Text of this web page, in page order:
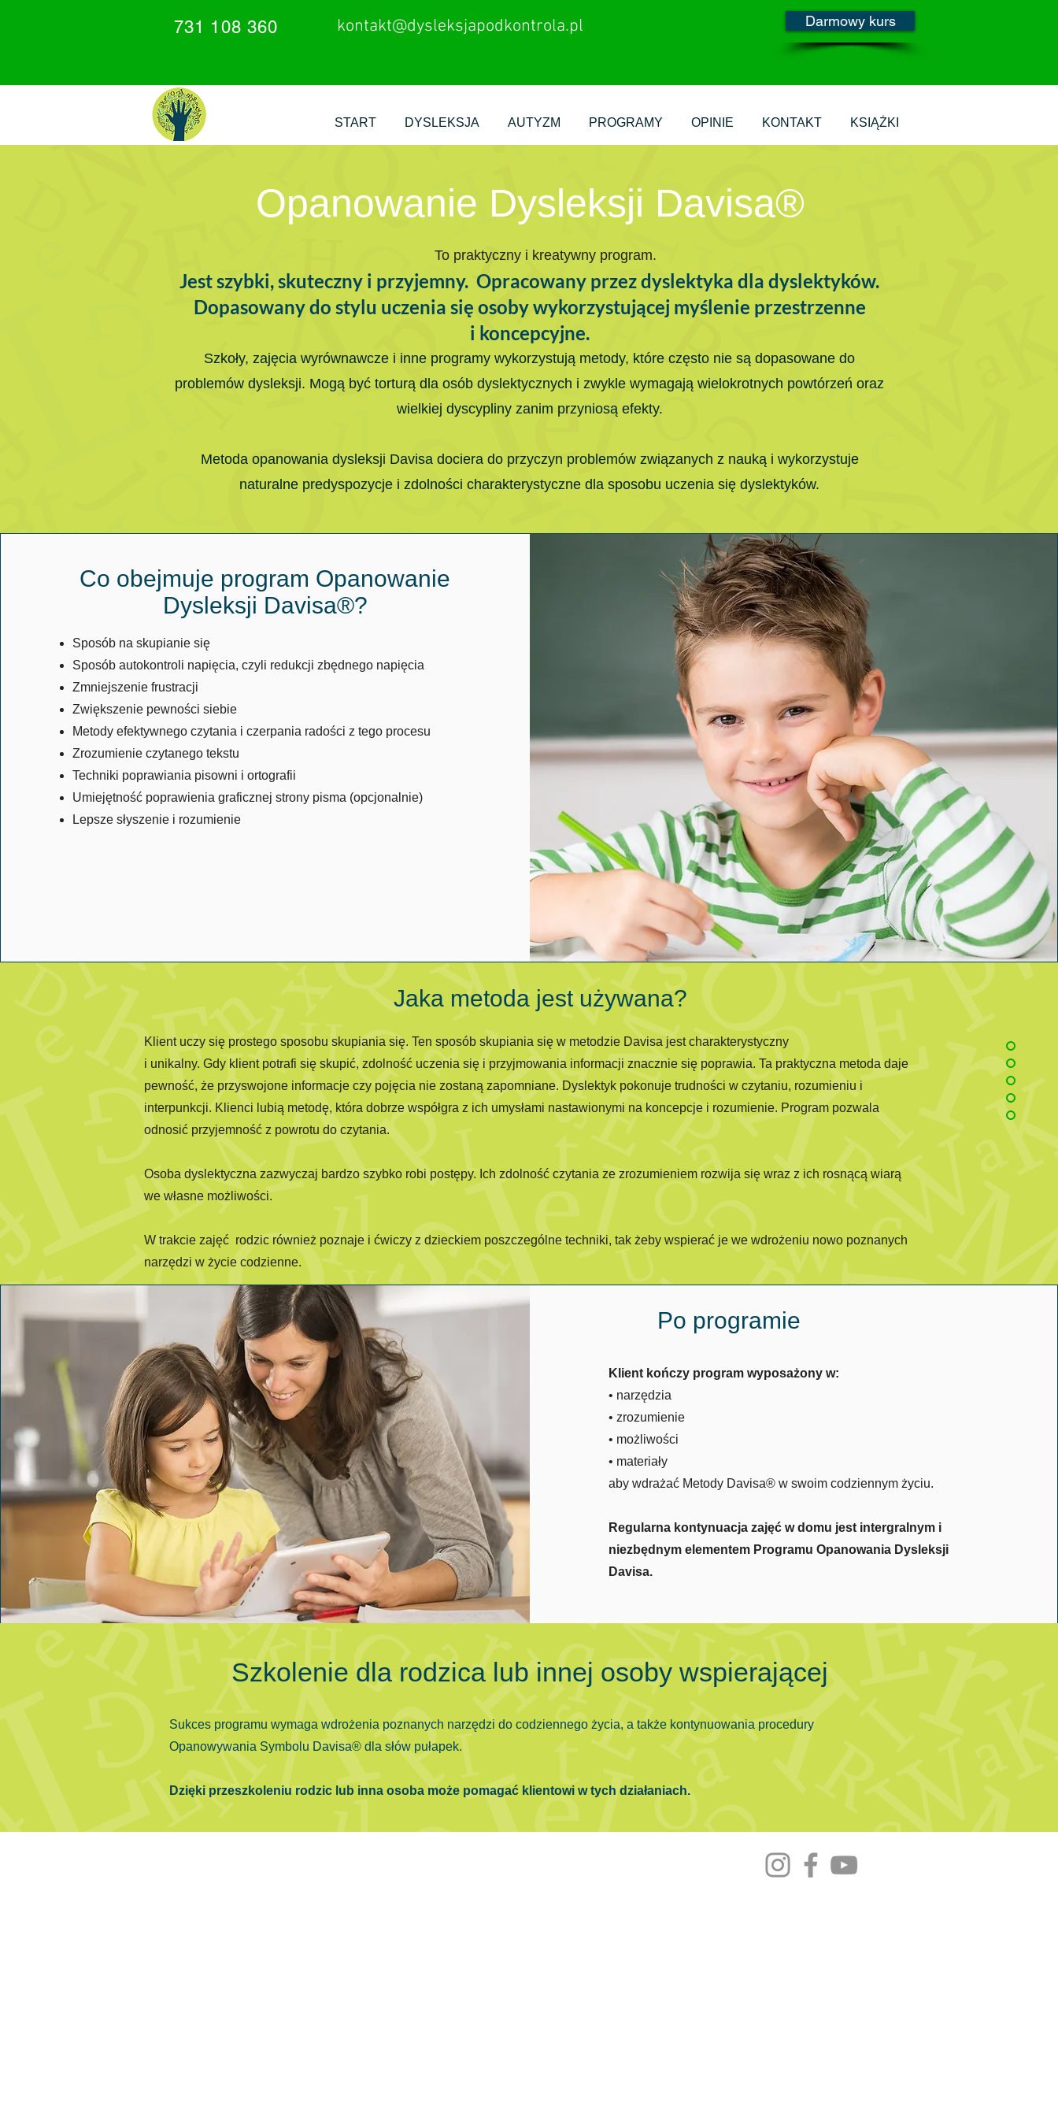
731 108 360 kontakt@dysleksjapodkontrola.pl Darmowy kurs
START DYSLEKSJA AUTYZM PROGRAMY OPINIE KONTAKT KSIĄŻKI
Opanowanie Dysleksji Davisa®
To praktyczny i kreatywny program.
Jest szybki, skuteczny i przyjemny. Opracowany przez dyslektyka dla dyslektyków.
Dopasowany do stylu uczenia się osoby wykorzystującej myślenie przestrzenne
i koncepcyjne.
Szkoły, zajęcia wyrównawcze i inne programy wykorzystują metody, które często nie są dopasowane do
problemów dysleksji. Mogą być torturą dla osób dyslektycznych i zwykle wymagają wielokrotnych powtórzeń oraz
wielkiej dyscypliny zanim przyniosą efekty.
Metoda opanowania dysleksji Davisa dociera do przyczyn problemów związanych z nauką i wykorzystuje
naturalne predyspozycje i zdolności charakterystyczne dla sposobu uczenia się dyslektyków.
Co obejmuje program Opanowanie
Dysleksji Davisa®?
Sposób na skupianie się
Sposób autokontroli napięcia, czyli redukcji zbędnego napięcia
Zmniejszenie frustracji
Zwiększenie pewności siebie
Metody efektywnego czytania i czerpania radości z tego procesu
Zrozumienie czytanego tekstu
Techniki poprawiania pisowni i ortografii
Umiejętność poprawienia graficznej strony pisma (opcjonalnie)
Lepsze słyszenie i rozumienie
Jaka metoda jest używana?
Klient uczy się prostego sposobu skupiania się. Ten sposób skupiania się w metodzie Davisa jest charakterystyczny
i unikalny. Gdy klient potrafi się skupić, zdolność uczenia się i przyjmowania informacji znacznie się poprawia. Ta praktyczna metoda daje
pewność, że przyswojone informacje czy pojęcia nie zostaną zapomniane. Dyslektyk pokonuje trudności w czytaniu, rozumieniu i
interpunkcji. Klienci lubią metodę, która dobrze współgra z ich umysłami nastawionymi na koncepcje i rozumienie. Program pozwala
odnosić przyjemność z powrotu do czytania.
Osoba dyslektyczna zazwyczaj bardzo szybko robi postępy. Ich zdolność czytania ze zrozumieniem rozwija się wraz z ich rosnącą wiarą
we własne możliwości.
W trakcie zajęć rodzic również poznaje i ćwiczy z dzieckiem poszczególne techniki, tak żeby wspierać je we wdrożeniu nowo poznanych
narzędzi w życie codzienne.
Po programie
Klient kończy program wyposażony w:
• narzędzia
• zrozumienie
• możliwości
• materiały
aby wdrażać Metody Davisa® w swoim codziennym życiu.
Regularna kontynuacja zajęć w domu jest intergralnym i
niezbędnym elementem Programu Opanowania Dysleksji
Davisa.
Szkolenie dla rodzica lub innej osoby wspierającej
Sukces programu wymaga wdrożenia poznanych narzędzi do codziennego życia, a także kontynuowania procedury
Opanowywania Symbolu Davisa® dla słów pułapek.
Dzięki przeszkoleniu rodzic lub inna osoba może pomagać klientowi w tych działaniach.